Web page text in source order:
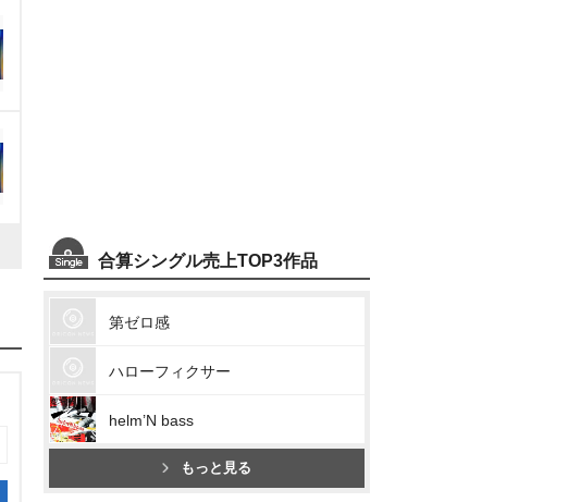
合算シングル売上TOP3作品
第ゼロ感
ハローフィクサー
helm’N bass
もっと見る